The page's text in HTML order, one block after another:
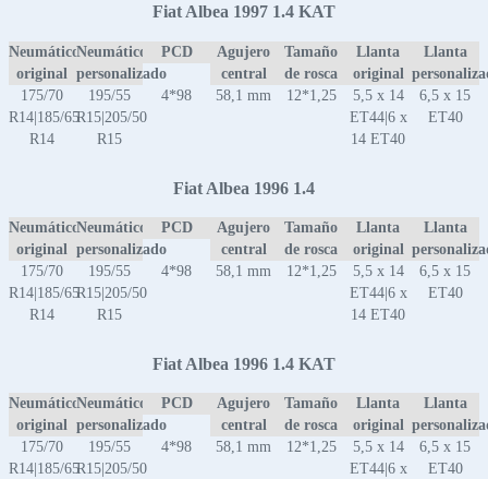
Fiat Albea 1997 1.4 KAT
Neumático
original
Neumático
personalizado
PCD
Agujero
central
Tamaño
de rosca
Llanta
original
Llanta
175/70
R14|185/65
R14
195/55
R15|205/50
R15
4*98 58,1 mm 12*1,25
5,5 x 14
ET44|6 x
14 ET40
6,5 x 15
ET40
Fiat Albea 1996 1.4
Neumático
original
Neumático
personalizado
PCD
Agujero
central
Tamaño
de rosca
Llanta
original
Llanta
175/70
R14|185/65
R14
195/55
R15|205/50
R15
4*98 58,1 mm 12*1,25
5,5 x 14
ET44|6 x
14 ET40
6,5 x 15
ET40
Fiat Albea 1996 1.4 KAT
Neumático
original
Neumático
personalizado
PCD
Agujero
central
Tamaño
de rosca
Llanta
original
Llanta
175/70
R14|185/65
195/55
R15|205/50
4*98 58,1 mm 12*1,25
5,5 x 14
ET44|6 x
6,5 x 15
ET40